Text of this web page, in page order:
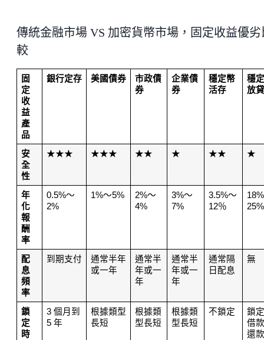
傳統金融市場 VS 加密貨幣市場，固定收益優劣
較
固
定
收
益
產
品
銀行定存 美國債券
市政債
券
企業債
券
穩定幣
活存
穩
放貸
安
全
性
★★★ ★★★ ★★ ★ ★★ ★
年
化
報
酬
率
0.5%～
2%
1%～5%
2%～
4%
3%～
7%
3.5%～
12％
25%
配
息
頻
率
到期支付
通常半年
或一年
通常半
年或一
年
通常半
年或一
年
通常隔
日配息
無
鎖
定
時
3 個月到
5 年
根據類型
長短
根據類
型長短
根據類
型長短
不鎖定
鎖
借
還款